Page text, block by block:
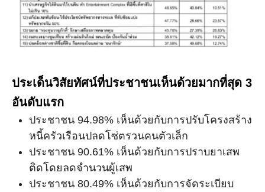
ประเด็นวิสัยทัศน์ที่ประชาชนเห็นด้วยมากที่สุด 3
อันดับแรก
ประชาชน 94.98% เห็นด้วยกับการปรับโครงสร้าง
หนี้ครัวเรือนปลดโซ่ตรวนคนตัวเล็ก
ประชาชน 90.61% เห็นด้วยกับการปราบยาเสพ
ติดโดยลดจำนวนผู้เสพ
ประชาชน 80.49% เห็นด้วยกับการจัดระเบียบ